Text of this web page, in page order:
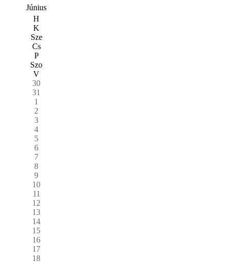
Június
H
K
Sze
Cs
P
Szo
V
30
31
1
2
3
4
5
6
7
8
9
10
11
12
13
14
15
16
17
18